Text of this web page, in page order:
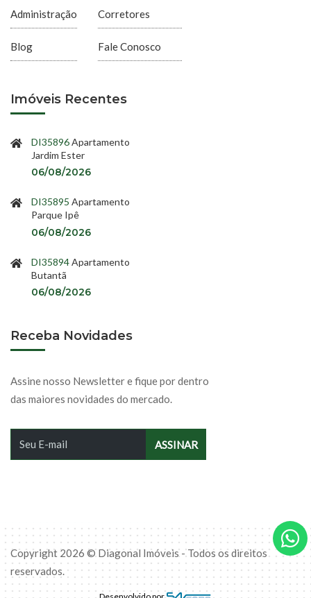
Administração
Blog
Corretores
Fale Conosco
Imóveis Recentes
DI35896Apartamento
Jardim Ester
06/08/2026
DI35895 Apartamento
Parque Ipê
06/08/2026
DI35894Apartamento
Butantã
06/08/2026
Receba Novidades
Assine nosso Newsletter e fique por dentro
das maiores novidades do mercado.
Copyright 2026 © Diagonal Imóveis - Todos os direitos
reservados.